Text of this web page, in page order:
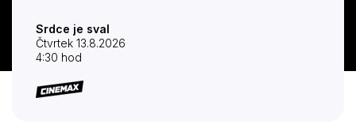
Srdce je sval
Čtvrtek 13.8.2026
4:30 hod